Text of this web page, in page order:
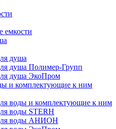
емкости
душа
душа Полимер-Групп
душа ЭкоПром
и комплектующие к ним
воды и комплектующие к ним
воды STERH
воды АНИОН